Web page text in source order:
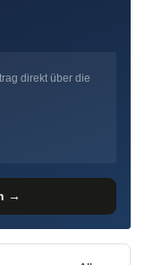
direkt über die
→